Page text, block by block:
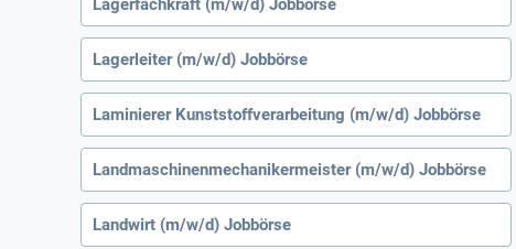
Lagerfachkraft (m/w/d) Jobbörse
Lagerleiter (m/w/d) Jobbörse
Laminierer Kunststoffverarbeitung (m/w/d) Jobbörse
Landmaschinenmechanikermeister (m/w/d) Jobbörse
Landwirt (m/w/d) Jobbörse